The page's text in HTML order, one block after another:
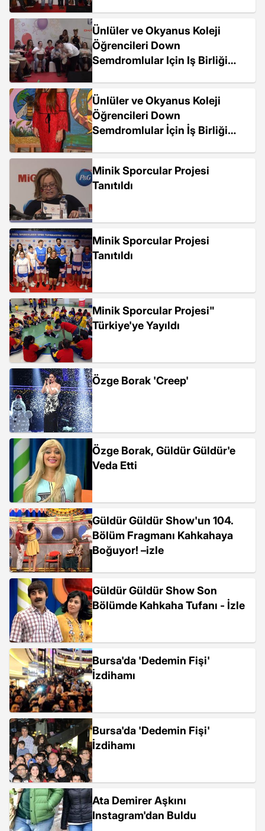
Ünlüler ve Okyanus Koleji
Öğrencileri Down
Semdromlular Için Iş Birliği
Ünlüler ve Okyanus Koleji
Öğrencileri Down
Semdromlular İçin İş Birliği
Minik Sporcular Projesi
Tanıtıldı
Minik Sporcular Projesi
Tanıtıldı
Minik Sporcular Projesi"
Türkiye'ye Yayıldı
Özge Borak 'Creep'
Özge Borak, Güldür Güldür'e
Veda Etti
Güldür Güldür Show'un 104.
Bölüm Fragmanı Kahkahaya
Boğuyor! –izle
Güldür Güldür Show Son
Bölümde Kahkaha Tufanı - İzle
Bursa'da 'Dedemin Fişi'
İzdihamı
Bursa'da 'Dedemin Fişi'
İzdihamı
Ata Demirer Aşkını
Instagram'dan Buldu